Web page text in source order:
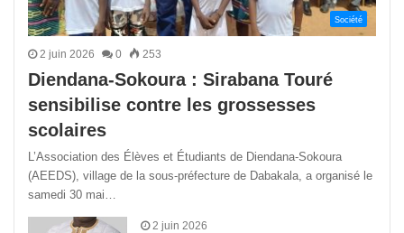
Société
2 juin 2026 0 253
Diendana-Sokoura : Sirabana Touré
sensibilise contre les grossesses
scolaires
L’Association des Élèves et Étudiants de Diendana-Sokoura
(AEEDS), village de la sous-préfecture de Dabakala, a organisé le
samedi 30 mai…
2 juin 2026